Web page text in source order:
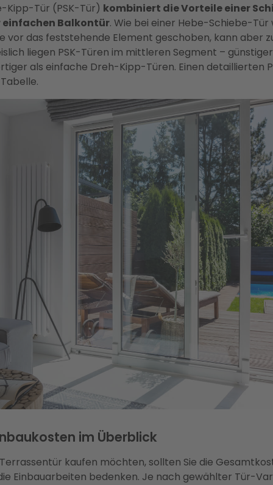
Kipp-Tür (PSK-Tür) kombiniert die Vorteile einer
Balkontür. Wie bei einer Hebe-Schiebe-
vor das feststehende Element geschoben, kann aber
liegen PSK-Türen im mittleren Segment –
als einfache Dreh-Kipp-Türen. Einen detaillierten
im Überblick
kaufen möchten, sollten Sie die
Einbauarbeiten bedenken. Je nach gewählter Tür-